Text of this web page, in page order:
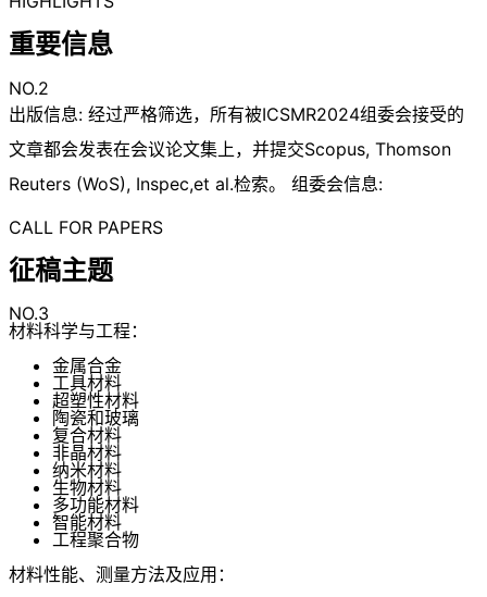
重要信息
NO.2
出版信息: 经过严格筛选，所有被ICSMR2024组委会接受的
文章都会发表在会议论文集上，并提交Scopus, Thomson
Reuters (WoS), Inspec,et al.检索。 组委会信息:
CALL FOR PAPERS
征稿主题
NO.3
材料科学与工程：
金属合金
工具材料
超塑性材料
陶瓷和玻璃
复合材料
非晶材料
纳米材料
生物材料
多功能材料
智能材料
工程聚合物
材料性能、测量方法及应用：